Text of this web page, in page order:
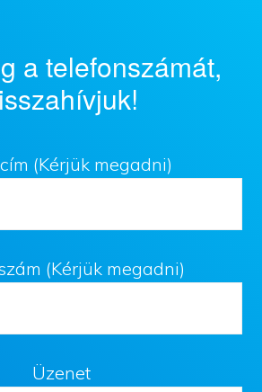
a telefonszámát,
(Kérjük megadni)
(Kérjük megadni)
Üzenet